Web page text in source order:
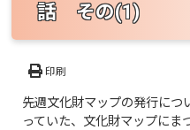
話 その(1)
印刷
先週文化財マップの発行につ
っていた、文化財マップにま